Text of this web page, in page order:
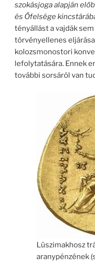
szokásjoga alapján
és Őfelsége
tényállást a vajdák
törvényellenes
kolozsmonostori
lefolytatására. Ennek
további sorsáról van
Lüszimakhosz
aranypénzének